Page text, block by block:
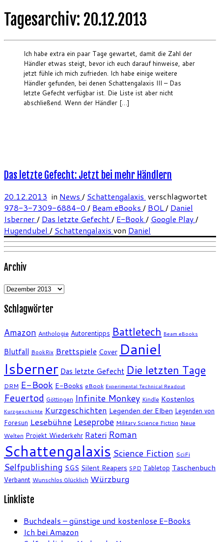
Tagesarchiv: 20.12.2013
Ich habe extra ein paar Tage gewartet, damit die Zahl der
Händler etwas steigt, bevor ich euch darauf hinweise, aber
jetzt fühle ich mich zufrieden. Ich habe einige weitere
Händler gefunden, bei denen Schattengalaxis III – Das
letzte Gefecht verfügbar ist. Die Liste ist aber nicht
abschließend. Wenn der Händler […]
Das letzte Gefecht: Jetzt bei mehr Händlern
20.12.2013 in News / Schattengalaxis verschlagwortet
978-3-7309-6884-0 / Beam eBooks / BOL/ Daniel
Isberner/ Das letzte Gefecht/ E-Book / Google Play/
Hugendubel / Schattengalaxis von Daniel
Archiv
Archiv
Schlagwörter
Amazon Anthologie Autorentipps Battletech Beam eBooks
Blutfall BookRix Brettspiele Cover Daniel
Isberner Das letzte Gefecht Die letzten Tage
DRM E-Book E-Books eBook Experimental Technical Readout
Feuertod Göttingen Infinite Monkey Kindle Kostenlos
Kurzgeschichte Kurzgeschichten Legenden der Elben Legenden von
Foresun Lesebühne Leseprobe Military Science Fiction Neue
Welten Projekt Wiederkehr Rateri Roman
Schattengalaxis Science Fiction SciFi
Selfpublishing SGS Silent Reapers SPD Tabletop Taschenbuch
Verbannt Wunschlos Glücklich Würzburg
Linkliste
Buchdeals – günstige und kostenlose E-Books
Ich bei Amazon